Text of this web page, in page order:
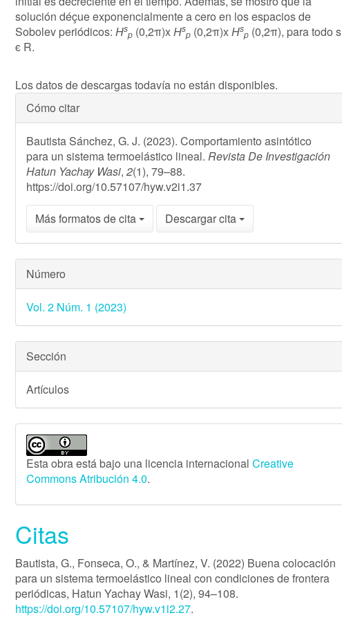
solución déçue exponencialmente a cero en los espacios de
Sobolev periódicos:Hs
p (0,2π)xHs
p (0,2π)xHs
p (0,2π), para todo s
ϵ R.
Los datos de descargas todavía no están disponibles.
Detalles
del
artículo
Cómo citar
Bautista Sánchez, G. J. (2023). Comportamiento asintótico
para un sistema termoelástico lineal. Revista De Investigación
Hatun Yachay Wasi,2(1), 79–88.
https://doi.org/10.57107/hyw.v2i1.37
Más formatos de cita
Descargar cita
Número
Vol. 2 Núm. 1 (2023)
Sección
Artículos
Esta obra está bajo una licencia internacionalCreative
Commons Atribución 4.0.
Citas
Bautista, G., Fonseca, O., & Martínez, V. (2022) Buena colocación
para un sistema termoelástico lineal con condiciones de frontera
periódicas, Hatun Yachay Wasi, 1(2), 94–108.
https://doi.org/10.57107/hyw.v1i2.27.